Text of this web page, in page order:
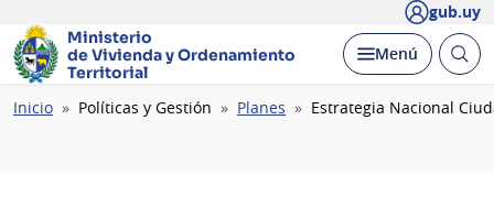
gub.uy
Ministerio
de Vivienda yOrdenamiento
Territorial
Desplegar
Menú Abrir
Ruta
Inicio Políticas y Gestión Planes Estrategia Nacional